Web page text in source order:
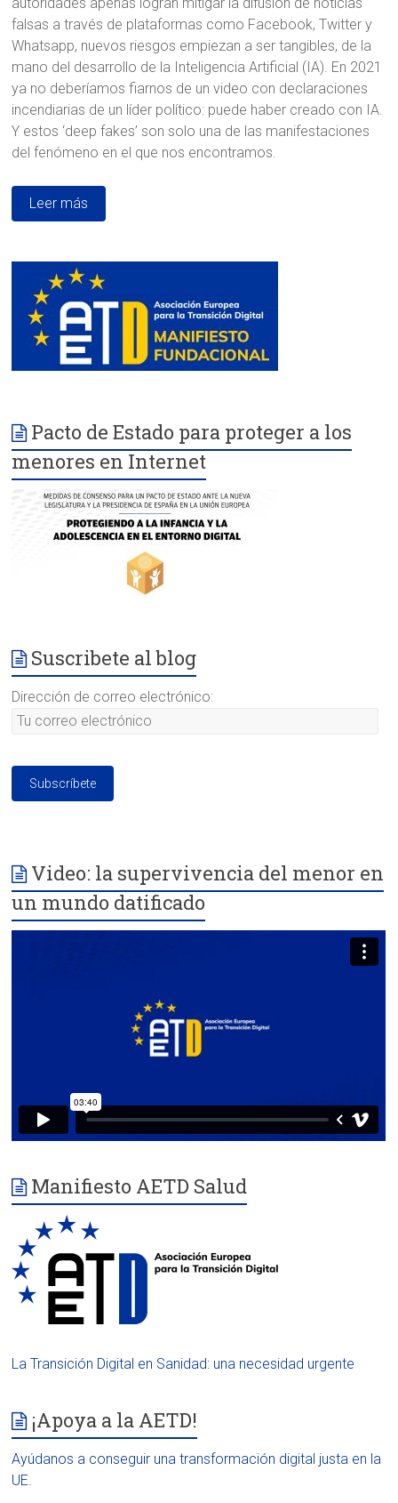
falsas a través de plataformas como Facebook, Twitter y
Whatsapp, nuevos riesgos empiezan a ser tangibles, de la
mano del desarrollo de la Inteligencia Artificial (IA). En 2021
ya no deberíamos fiarnos de un video con declaraciones
incendiarias de un líder político: puede haber creado con IA.
Y estos ‘deep fakes’ son solo una de las manifestaciones
del fenómeno en el que nos encontramos.
Leer más
Pacto de Estado para proteger a los
menores en Internet
Suscribete al blog
Dirección de correo electrónico:
Video: la supervivencia del menor en
un mundo datificado
Manifiesto AETD Salud
La Transición Digital en Sanidad: una necesidad urgente
¡Apoya a la AETD!
Ayúdanos a conseguir una transformación digital justa en la
UE.